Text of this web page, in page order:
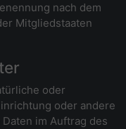
nach dem
Mitgliedstaaten
oder
oder andere
im Auftrag des